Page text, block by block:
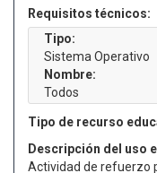
Requisitos técnicos:
Tipo:
Sistema Operativo
Nombre:
Todos
Tipo de recurso
Descripción del uso
Actividad de refuerzo